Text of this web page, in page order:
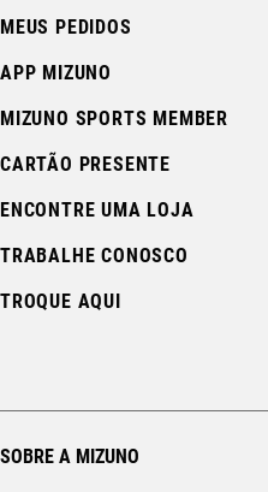
MEUS PEDIDOS
APP MIZUNO
MIZUNO SPORTS MEMBER
CARTÃO PRESENTE
ENCONTRE UMA LOJA
TRABALHE CONOSCO
TROQUE AQUI
SOBRE A MIZUNO